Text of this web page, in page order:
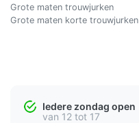
Grote maten trouwjurken
Grote maten korte trouwjurken
Iedere zondag open
van 12 tot 17